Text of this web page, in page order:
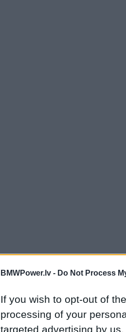
BMWPower.lv - Do Not Process
If you wish to opt-out of
processing of your
targeted advertising by